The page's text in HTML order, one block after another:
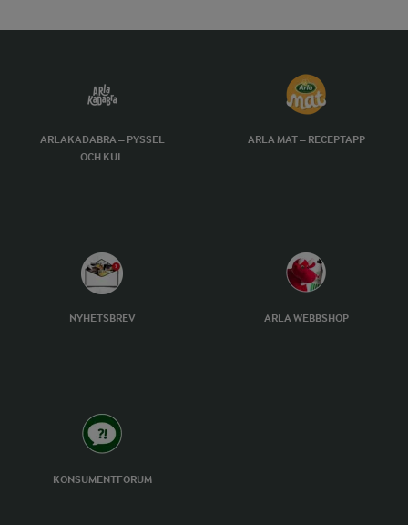
ARLAKADABRA – PYSSEL
OCH KUL
ARLA MAT – RECEPTAPP
NYHETSBREV ARLA WEBBSHOP
KONSUMENTFORUM